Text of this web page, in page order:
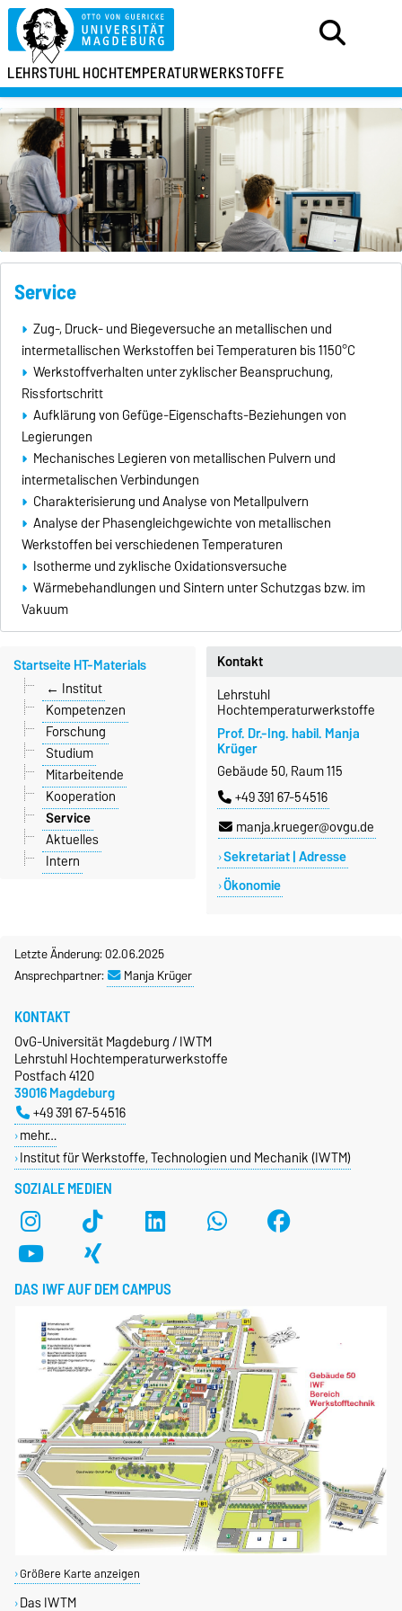
LEHRSTUHLHOCHTEMPERATURWERKSTOFFE
Service
Zug-, Druck- und Biegeversuche an metallischen und
intermetallischen Werkstoffen bei Temperaturen bis 1150°C
Werkstoffverhalten unter zyklischer Beanspruchung,
Rissfortschritt
Aufklärung von Gefüge-Eigenschafts-Beziehungen von
Legierungen
Mechanisches Legieren von metallischen Pulvern und
intermetalischen Verbindungen
Charakterisierung und Analyse von Metallpulvern
Analyse der Phasengleichgewichte von metallischen
Werkstoffen bei verschiedenen Temperaturen
Isotherme und zyklische Oxidationsversuche
Wärmebehandlungen und Sintern unter Schutzgas bzw. im
Vakuum
Kontakt
Lehrstuhl
Hochtemperaturwerkstoffe
Prof. Dr.-Ing. habil. Manja
Krüger
Gebäude 50, Raum 115
+49 391 67-54516
manja.krueger@ovgu.de
Sekretariat | Adresse
Ökonomie
Startseite HT-Materials
← Institut
Kompetenzen
Forschung
Studium
Mitarbeitende
Kooperation
Service
Aktuelles
Intern
Letzte Änderung: 02.06.2025
Ansprechpartner:
Manja Krüger
SOZIALE MEDIEN
KONTAKT
OvG-Universität Magdeburg / IWTM
Lehrstuhl Hochtemperaturwerkstoffe
Postfach 4120
39016 Magdeburg
+49 391 67-54516
mehr…
Institut für Werkstoffe, Technologien und Mechanik (IWTM)
DAS IWF AUF DEM CAMPUS
Größere Karte anzeigen
Das IWTM